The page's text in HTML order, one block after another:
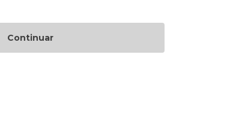
Continuar